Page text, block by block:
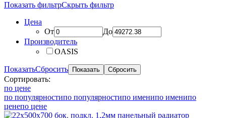
Показать фильтрСкрыть фильтр
Цена
От
До
Производитель
OASIS
ПоказатьСбросить
Сортировать:
по цене
по популярностипо популярностипо именипо именипо
ценепо цене